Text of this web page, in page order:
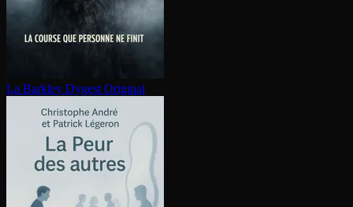
La Barkley Dygest Original